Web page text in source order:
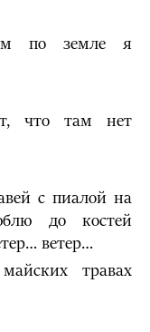
по земле я
что там нет
с пиалой на
до костей
ветер…
травах